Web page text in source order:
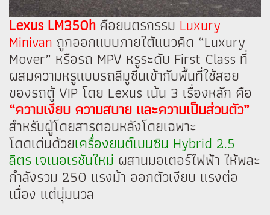
Lexus LM350hคือยนตรกรรม Luxury
Minivan ถูกออกแบบภายใต้แนวคิด “Luxury
Mover” หรือรถ MPV หรูระดับ First Class ที่
ผสมความหรูแบบรถลีมูซีนเข้ากับพื้นที่ใช้สอย
ของรถตู้ VIP โดย Lexus เน้น 3 เรื่องหลัก คือ
“ความเงียบ ความสบาย และความเป็นส่วนตัว”
สำหรับผู้โดยสารตอนหลังโดยเฉพาะ
โดดเด่นด้วยเครื่องยนต์เบนซิน Hybrid 2.5
ลิตร เจเนอเรชันใหม่ ผสานมอเตอร์ไฟฟ้า ให้พละ
กำลังรวม 250 แรงม้า ออกตัวเงียบ แรงต่อ
เนื่อง แต่นุ่มนวล